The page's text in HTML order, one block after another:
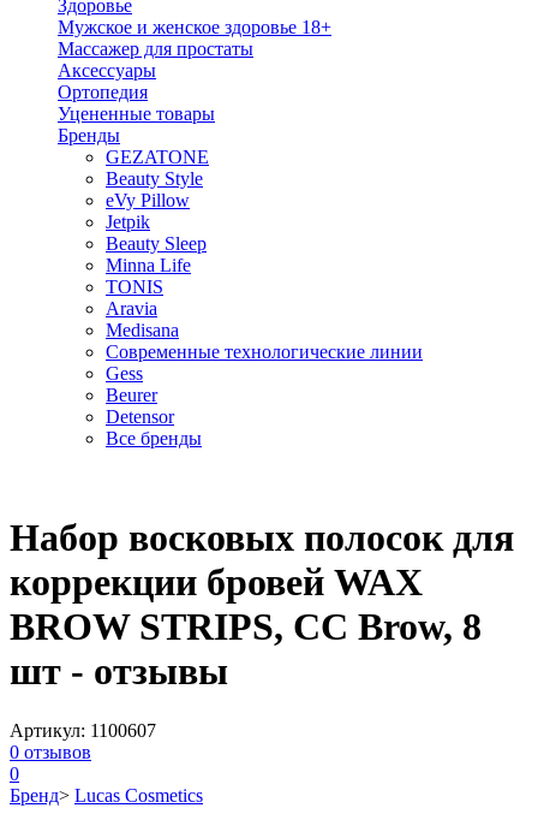
Здоровье
Мужское и женское здоровье 18+
Массажер для простаты
Аксессуары
Ортопедия
Уцененные товары
Бренды
GEZATONE
Beauty Style
eVy Pillow
Jetpik
Beauty Sleep
Minna Life
TONIS
Aravia
Medisana
Современные технологические линии
Gess
Beurer
Detensor
Все бренды
Набор восковых полосок для
коррекции бровей WAX
BROW STRIPS, CC Brow, 8
шт - отзывы
Артикул: 1100607
0 отзывов
0
Бренд> Lucas Cosmetics